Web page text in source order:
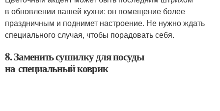
в обновлении вашей кухни: он помещение более
праздничным и поднимет настроение. Не нужно ждать
специального случая, чтобы порадовать себя.
8. Заменить сушилку для посуды
на специальный коврик